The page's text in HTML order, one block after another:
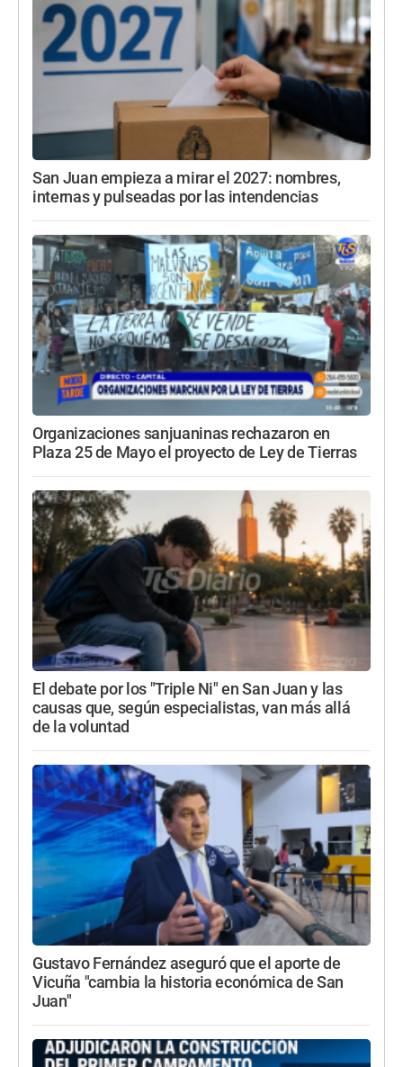
San Juan empieza a mirar el 2027: nombres,
internas y pulseadas por las intendencias
Organizaciones sanjuaninas rechazaron en
Plaza 25 de Mayo el proyecto de Ley de Tierras
El debate por los "Triple Ni" en San Juan y las
causas que, según especialistas, van más allá
de la voluntad
Gustavo Fernández aseguró que el aporte de
Vicuña "cambia la historia económica de San
Juan"